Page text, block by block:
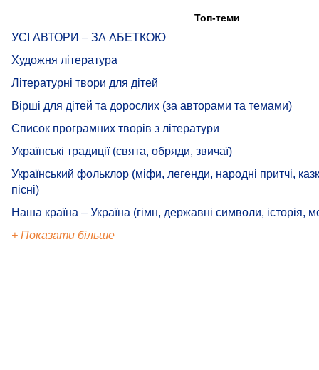
Топ-теми
УСІ АВТОРИ – ЗА АБЕТКОЮ
Художня література
Літературні твори для дітей
Вірші для дітей та дорослих (за авторами та темами)
Список програмних творів з літератури
Українські традиції (свята, обряди, звичаї)
Український фольклор (міфи, легенди, народні притчі,
пісні)
Наша країна – Україна (гімн, державні символи, історія,
+ Показати більше